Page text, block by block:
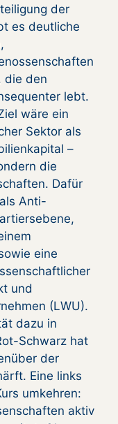
der
es deutliche
die den
lebt.
wäre ein
Sektor als
–
die
Dafür
Anti-
eine
und
(LWU).
dazu in
Schwarz hat
der
Eine links
umkehren:
aktiv